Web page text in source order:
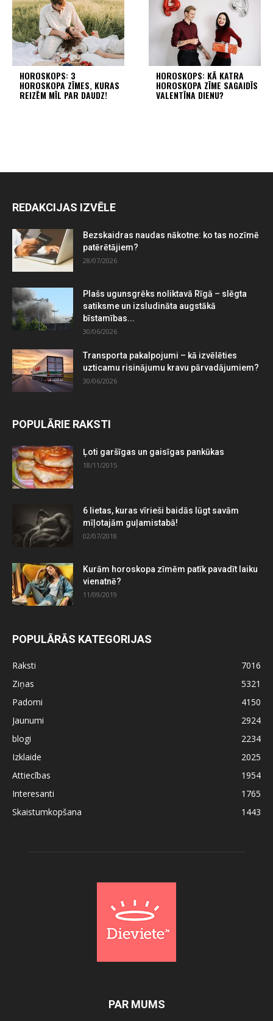
HOROSKOPS: 3
HOROSKOPA ZĪMES, KURAS
REIZĒM MĪL PAR DAUDZ!
HOROSKOPS: KĀ KATRA
HOROSKOPA ZĪME SAGAIDĪS
VALENTĪNA DIENU?
REDAKCIJAS IZVĒLE
Bezskaidras naudas nākotne: ko tas nozīmē
patērētājiem?
28/07/2026
Plašs ugunsgrēks noliktavā Rīgā – slēgta
satiksme un izsludināta augstākā
bīstamības...
30/06/2026
Transporta pakalpojumi – kā izvēlēties
uzticamu risinājumu kravu pārvadājumiem?
30/06/2026
POPULĀRIE RAKSTI
Ļoti garšīgas un gaisīgas pankūkas
18/11/2015
6 lietas, kuras vīrieši baidās lūgt savām
mīļotajām guļamistabā!
02/07/2018
Kurām horoskopa zīmēm patīk pavadīt laiku
vienatnē?
11/09/2019
POPULĀRĀS KATEGORIJAS
Raksti
7016
Ziņas
5321
Padomi
4150
Jaunumi
2924
blogi
2234
Izklaide
2025
Attiecības
1954
Interesanti
1765
Skaistumkopšana
1443
PAR MUMS